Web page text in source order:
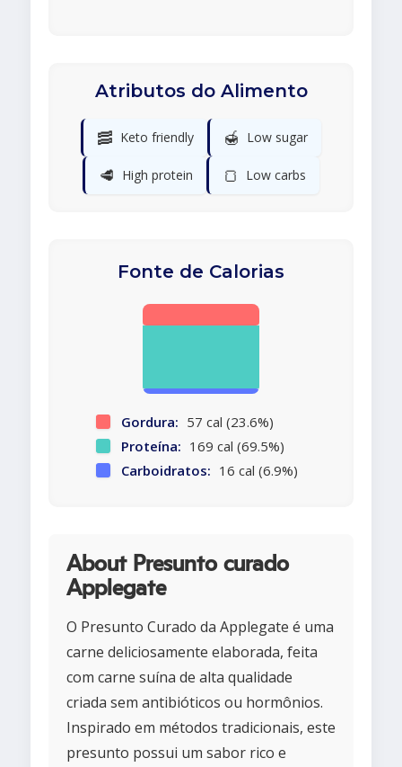
Atributos do Alimento
🥓 Keto friendly 🍯 Low sugar
🥩 High protein 🍞 Low carbs
Fonte de Calorias
Gordura: 57 cal (23.6%)
Proteína: 169 cal (69.5%)
Carboidratos: 16 cal (6.9%)
About Presunto curado
Applegate
O Presunto Curado da Applegate é uma
carne deliciosamente elaborada, feita
com carne suína de alta qualidade
criada sem antibióticos ou hormônios.
Inspirado em métodos tradicionais, este
presunto possui um sabor rico e